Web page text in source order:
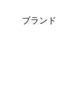
ブランド